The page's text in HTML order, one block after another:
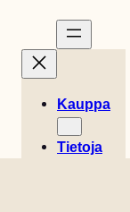
Kauppa
Tietoja